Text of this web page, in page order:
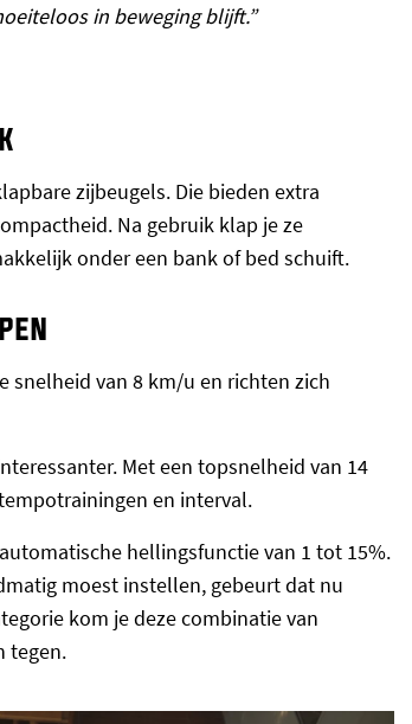
in beweging blijft.”
zijbeugels. Die bieden extra
Na gebruik klap je ze
onder een bank of bed schuift.
snelheid van 8 km/u en richten zich
Met een topsnelheid van 14
en interval.
hellingsfunctie van 1 tot 15%.
moest instellen, gebeurt dat nu
kom je deze combinatie van
tegen.